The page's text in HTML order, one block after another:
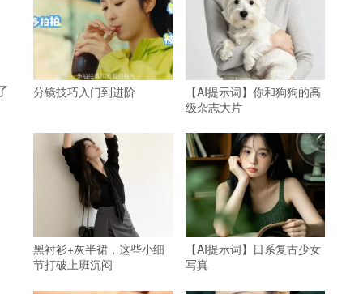
分镜技巧入门到进阶
【AI提示词】你和狗狗的高
级杂志大片
黑衬衫+灰半裙，这些小细
节打破上班沉闷
【AI提示词】日系复古少女
写真